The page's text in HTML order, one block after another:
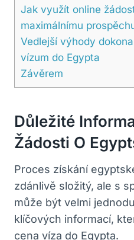
Jak využít online
maximálnímu
Vedlejší výhody
vízum do Egypta
Závěrem
Důležité
Žádosti O
Proces získání
zdánlivě složitý, ale s
může být velmi
klíčových informací,
cena víza do Egypta.